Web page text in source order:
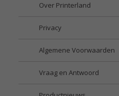
Over Printerland
Privacy
Algemene Voorwaarden
Vraag en Antwoord